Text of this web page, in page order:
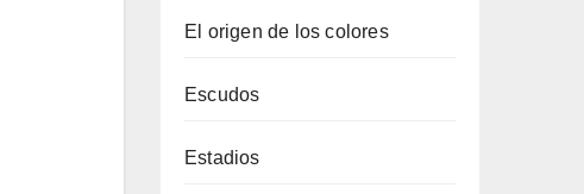
El origen de los colores
Escudos
Estadios